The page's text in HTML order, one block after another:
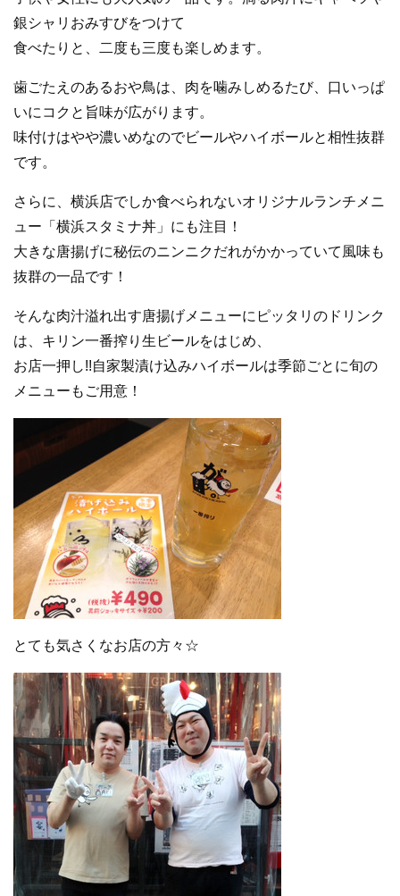
銀シャリおみすびをつけて
食べたりと、二度も三度も楽しめます。
歯ごたえのあるおや鳥は、肉を噛みしめるたび、口いっぱ
いにコクと旨味が広がります。
味付けはやや濃いめなのでビールやハイボールと相性抜群
です。
さらに、横浜店でしか食べられないオリジナルランチメニ
ュー「横浜スタミナ丼」にも注目！
大きな唐揚げに秘伝のニンニクだれがかかっていて風味も
抜群の一品です！
そんな肉汁溢れ出す唐揚げメニューにピッタリのドリンク
は、キリン一番搾り生ビールをはじめ、
お店一押し!!自家製漬け込みハイボールは季節ごとに旬の
メニューもご用意！
とても気さくなお店の方々☆